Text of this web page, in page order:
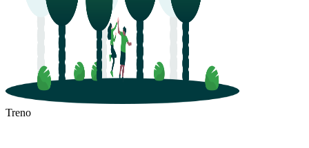
Treno